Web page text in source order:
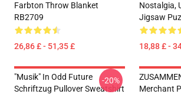
Farbton Throw Blanket
RB2709
26,86 £ - 51,35 £
Nostalgia,
Jigsaw
18,88 £ -
"Musik" In Odd Future
Schriftzug Pullover Sweatshirt
-20%
Merchant